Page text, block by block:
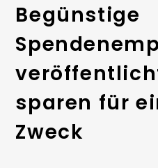
Begünstige
sparen für
Zweck